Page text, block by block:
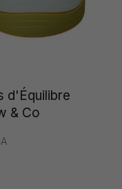
d'Équilibre
& Co